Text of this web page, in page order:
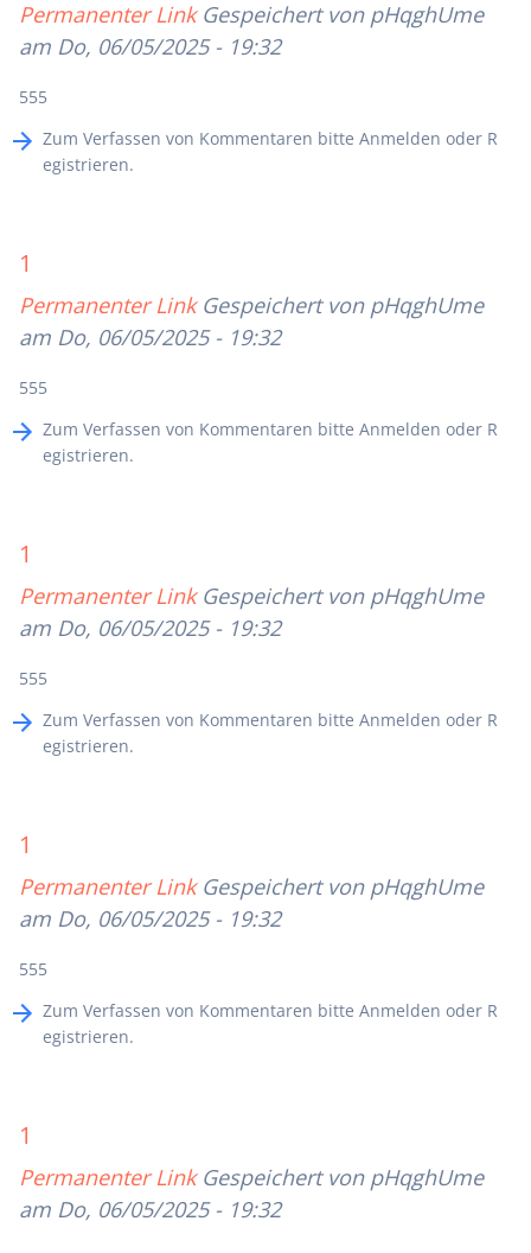
Permanenter Link Gespeichert von pHqghUme
am Do, 06/05/2025 - 19:32
555
Zum Verfassen von Kommentaren bitte Anmelden oder R
egistrieren.
1
Permanenter Link Gespeichert von pHqghUme
am Do, 06/05/2025 - 19:32
555
Zum Verfassen von Kommentaren bitte Anmelden oder R
egistrieren.
1
Permanenter Link Gespeichert von pHqghUme
am Do, 06/05/2025 - 19:32
555
Zum Verfassen von Kommentaren bitte Anmelden oder R
egistrieren.
1
Permanenter Link Gespeichert von pHqghUme
am Do, 06/05/2025 - 19:32
555
Zum Verfassen von Kommentaren bitte Anmelden oder R
egistrieren.
1
Permanenter Link Gespeichert von pHqghUme
am Do, 06/05/2025 - 19:32